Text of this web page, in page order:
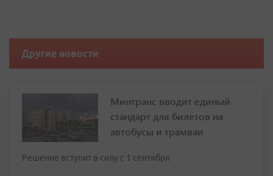
Другие новости
Минтранс вводит единый
стандарт для билетов на
автобусы и трамваи
Решение вступит в силу с 1 сентября